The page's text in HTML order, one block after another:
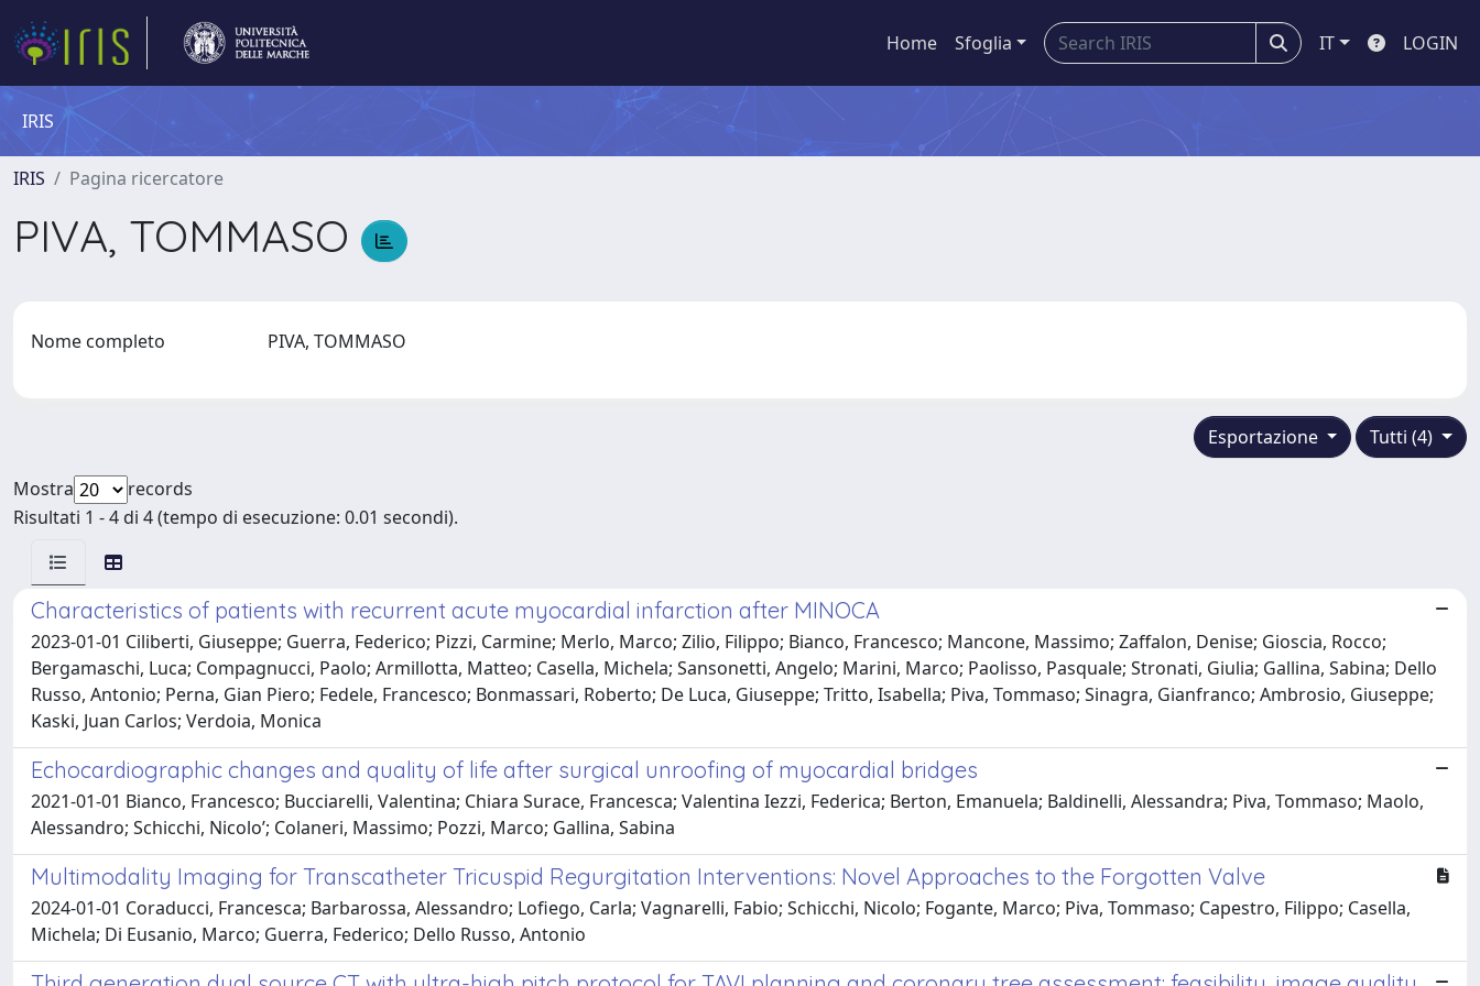
Home Sfoglia IT LOGIN
IRIS
IRIS Pagina ricercatore
PIVA, TOMMASO
Nome completo PIVA, TOMMASO
Tutti (4)
Esportazione
Mostra
records
Risultati 1 - 4 di 4 (tempo di esecuzione: 0.01 secondi).
Characteristics of patients with recurrent acute myocardial infarction after MINOCA
2023-01-01 Ciliberti, Giuseppe; Guerra, Federico; Pizzi, Carmine; Merlo, Marco; Zilio, Filippo; Bianco, Francesco; Mancone, Massimo; Zaffalon, Denise; Gioscia, Rocco;
Bergamaschi, Luca; Compagnucci, Paolo; Armillotta, Matteo; Casella, Michela; Sansonetti, Angelo; Marini, Marco; Paolisso, Pasquale; Stronati, Giulia; Gallina, Sabina; Dello
Russo, Antonio; Perna, Gian Piero; Fedele, Francesco; Bonmassari, Roberto; De Luca, Giuseppe; Tritto, Isabella; Piva, Tommaso; Sinagra, Gianfranco; Ambrosio, Giuseppe;
Kaski, Juan Carlos; Verdoia, Monica
Echocardiographic changes and quality of life after surgical unroofing of myocardial bridges
2021-01-01 Bianco, Francesco; Bucciarelli, Valentina; Chiara Surace, Francesca; Valentina Iezzi, Federica; Berton, Emanuela; Baldinelli, Alessandra; Piva, Tommaso; Maolo,
Alessandro; Schicchi, Nicolo’; Colaneri, Massimo; Pozzi, Marco; Gallina, Sabina
Multimodality Imaging for Transcatheter Tricuspid Regurgitation Interventions: Novel Approaches to the Forgotten Valve
2024-01-01 Coraducci, Francesca; Barbarossa, Alessandro; Lofiego, Carla; Vagnarelli, Fabio; Schicchi, Nicolo; Fogante, Marco; Piva, Tommaso; Capestro, Filippo; Casella,
Michela; Di Eusanio, Marco; Guerra, Federico; Dello Russo, Antonio